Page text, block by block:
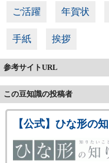
ご活躍 年賀状
手紙 挨拶
参考サイトURL
この豆知識の投稿者
【公式】ひな形の